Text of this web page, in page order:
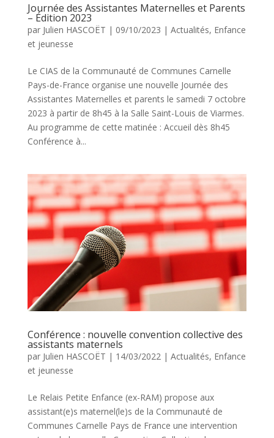
Journée des Assistantes Maternelles et Parents
– Édition 2023
par Julien HASCOËT | 09/10/2023 | Actualités, Enfance
et jeunesse
Le CIAS de la Communauté de Communes Carnelle
Pays-de-France organise une nouvelle Journée des
Assistantes Maternelles et parents le samedi 7 octobre
2023 à partir de 8h45 à la Salle Saint-Louis de Viarmes.
Au programme de cette matinée : Accueil dès 8h45
Conférence à...
Conférence : nouvelle convention collective des
assistants maternels
par Julien HASCOËT | 14/03/2022| Actualités, Enfance
et jeunesse
Le Relais Petite Enfance (ex-RAM) propose aux
assistant(e)s maternel(le)s de la Communauté de
Communes Carnelle Pays de France une intervention